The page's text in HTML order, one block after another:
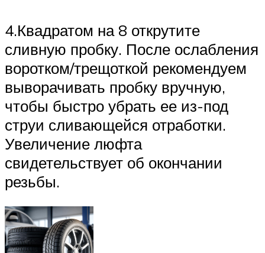
4.Квадратом на 8 открутите
сливную пробку. После ослабления
воротком/трещоткой рекомендуем
выворачивать пробку вручную,
чтобы быстро убрать ее из-под
струи сливающейся отработки.
Увеличение люфта
свидетельствует об окончании
резьбы.